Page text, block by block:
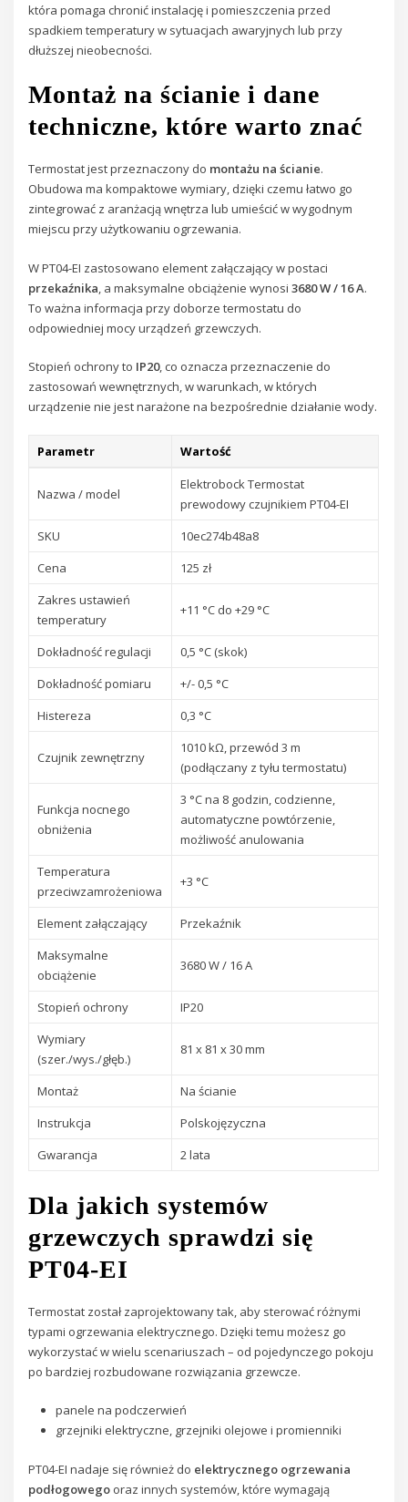
która pomaga chronić instalację i pomieszczenia przed
spadkiem temperatury w sytuacjach awaryjnych lub przy
dłuższej nieobecności.
Montaż na ścianie i dane
techniczne, które warto znać
Termostat jest przeznaczony do montażu na ścianie.
Obudowa ma kompaktowe wymiary, dzięki czemu łatwo go
zintegrować z aranżacją wnętrza lub umieścić w wygodnym
miejscu przy użytkowaniu ogrzewania.
W PT04-EI zastosowano element załączający w postaci
przekaźnika, a maksymalne obciążenie wynosi3680 W / 16 A.
To ważna informacja przy doborze termostatu do
odpowiedniej mocy urządzeń grzewczych.
Stopień ochrony to IP20, co oznacza przeznaczenie do
zastosowań wewnętrznych, w warunkach, w których
urządzenie nie jest narażone na bezpośrednie działanie wody.
Parametr Wartość
Nazwa / model
Elektrobock Termostat
prewodowy czujnikiem PT04-EI
SKU
10ec274b48a8
Cena
125 zł
Zakres ustawień
temperatury
+11 °C do +29 °C
Dokładność regulacji
0,5 °C (skok)
Dokładność pomiaru
+/- 0,5 °C
Histereza
0,3 °C
Czujnik zewnętrzny
1010 kΩ, przewód 3 m
(podłączany z tyłu termostatu)
Funkcja nocnego
obniżenia
3 °C na 8 godzin, codzienne,
automatyczne powtórzenie,
możliwość anulowania
Temperatura
przeciwzamrożeniowa
+3 °C
Element załączający
Przekaźnik
Maksymalne
obciążenie
3680 W / 16 A
Stopień ochrony
IP20
Wymiary
(szer./wys./głęb.)
81 x 81 x 30 mm
Montaż
Na ścianie
Instrukcja
Polskojęzyczna
Gwarancja
2 lata
Dla jakich systemów
grzewczych sprawdzi się
PT04-EI
Termostat został zaprojektowany tak, aby sterować różnymi
typami ogrzewania elektrycznego. Dzięki temu możesz go
wykorzystać w wielu scenariuszach – od pojedynczego pokoju
po bardziej rozbudowane rozwiązania grzewcze.
panele na podczerwień
grzejniki elektryczne, grzejniki olejowe i promienniki
PT04-EI nadaje się również do elektrycznego ogrzewania
podłogowego oraz innych systemów, które wymagają